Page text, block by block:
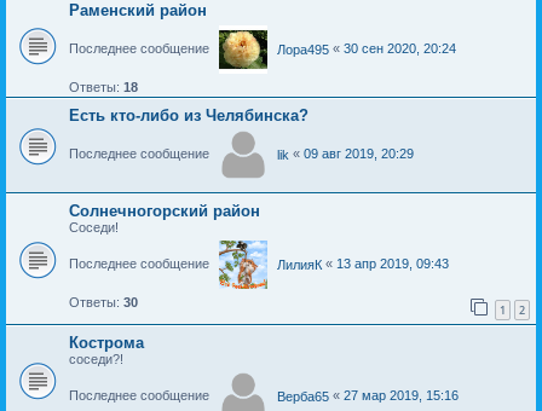
Раменский район
Последнее сообщение Лора495 « 30 сен 2020, 20:24
Ответы: 18
Есть кто-либо из Челябинска?
Последнее сообщение lik « 09 авг 2019, 20:29
Солнечногорский район
Соседи!
Последнее сообщение ЛилияК « 13 апр 2019, 09:43
Ответы: 30 1 2
Кострома
соседи?!
Последнее сообщение Верба65 « 27 мар 2019, 15:16